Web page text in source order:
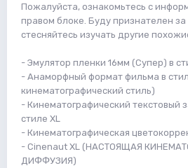
Пожалуйста, ознакомьтесь с
правом блоке. Буду признателен
стесняйтесь изучать другие
- Эмулятор пленки 16мм (Супер) в
- Анаморфный формат фильма в
кинематографический стиль)
- Кинематографический текстовый
стиле XL
- Кинематографическая
- Cinenaut XL (НАСТОЯЩАЯ
ДИФФУЗИЯ)